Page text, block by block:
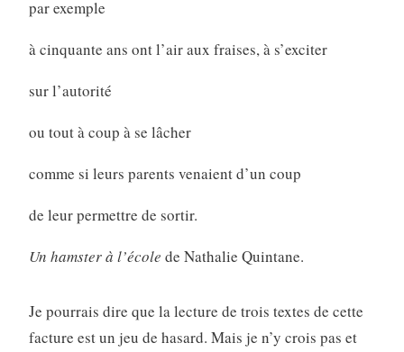
par exemple
à cinquante ans ont l’air aux fraises, à s’exciter
sur l’autorité
ou tout à coup à se lâcher
comme si leurs parents venaient d’un coup
de leur permettre de sortir.
Un hamster à l’école de Nathalie Quintane.
Je pourrais dire que la lecture de trois textes de cette
facture est un jeu de hasard. Mais je n’y crois pas et